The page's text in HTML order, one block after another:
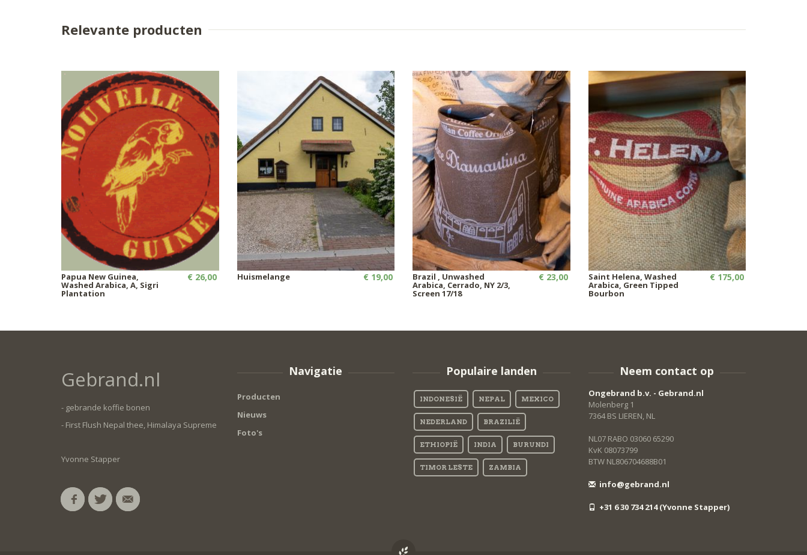
Relevante producten
Papua New Guinea,
Washed Arabica, A, Sigri
Plantation
€ 26,00 Huismelange € 19,00 Brazil , Unwashed
Arabica, Cerrado, NY 2/3,
Screen 17/18
€ 23,00 Saint Helena, Washed
Arabica, Green Tipped
Bourbon
€ 175,00
Gebrand.nl
- gebrande koffie bonen
- First Flush Nepal thee, Himalaya Supreme
Yvonne Stapper
Navigatie
Producten
Nieuws
Foto's
Populaire landen
INDONESIË NEPAL MEXICO
NEDERLAND BRAZILIË
ETHIOPIË INDIA BURUNDI
TIMOR LESTE ZAMBIA
Neem contact op
Ongebrand b.v. - Gebrand.nl
Molenberg 1
7364 BS LIEREN, NL
NL07 RABO 03060 65290
KvK 08073799
BTW NL806704688B01
info@gebrand.nl
+31 6 30 734 214 (Yvonne Stapper)